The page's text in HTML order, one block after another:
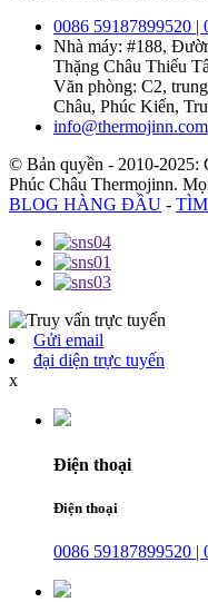
0086 59187899520 |
Nhà máy: #188,
Thặng Châu Thiếu
Văn phòng: C2,
Châu, Phúc Kiến,
info@thermojinn.com
© Bản quyền - 2010-2025:
Phúc Châu Thermojinn.
BLOG HÀNG ĐẦU -
Gửi email
đại diện trực tuyến
x
Điện thoại
Điện thoại
0086 59187899520 |